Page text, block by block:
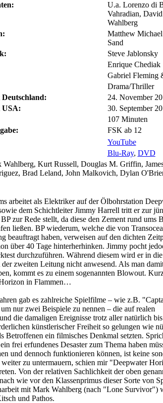
U.a. Lorenzo di
Vahradian,
Wahlberg
Matthew
Sand
Steve Jablonsky
Enrique Chediak
Gabriel Fleming
Drama/Thriller
24. November
USA:
30. September
107 Minuten
FSK ab 12
YouTube
Blu-Ray, DVD
Wahlberg, Kurt Russell, Douglas M. Griffin,
Brad Leland, John Malkovich, Dylan
arbeitet als Elektriker auf der Ölbohrstation
dem Schichtleiter Jimmy Harrell tritt er zur
zur Rede stellt, da diese den Zement rund ums
ließen. BP wiederum, welche die von
beauftragt haben, verweisen auf den dichten
über 40 Tage hinterherhinken. Jimmy pocht
durchzuführen. Während diesem wird er in
zweiten Leitung nicht anwesend. Als man
kommt es zu einem sogenannten Blowout.
in Flammen…
gab es zahlreiche Spielfilme – wie z.B.
nur zwei Beispiele zu nennen – die auf realen
die damaligen Ereignisse trotz aller natürlich
künstlerischer Freiheit so gelungen wie
Betroffenen ein filmisches Denkmal setzten.
frei erfundenes Desaster zum Thema haben
und dennoch funktionieren können, ist keine
weiter zu untermauern, schien mir "Deepwater
Von der relativen Sachlichkeit der oben
wie vor den Klassenprimus dieser Sorte von
mit Mark Wahlberg (nach "Lone Survivor")
und Pathos.